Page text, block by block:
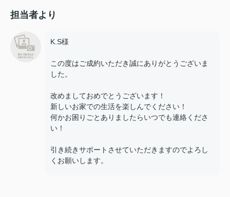
担当者より
K.S様
この度はご成約いただき誠にありがとうございま
した。
改めましておめでとうございます！
新しいお家での生活を楽しんでください！
何かお困りごとありましたらいつでも連絡くださ
い！
引き続きサポートさせていただきますのでよろし
くお願いします。